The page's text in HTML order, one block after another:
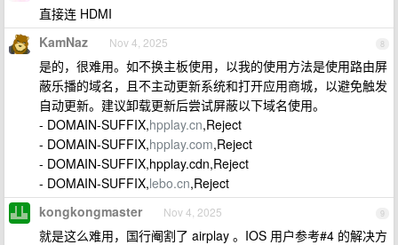
直接连 HDMI
8
KamNaz Nov 4, 2025
是的，很难用。如不换主板使用，以我的使用方法是使用路由屏
蔽乐播的域名，且不主动更新系统和打开应用商城，以避免触发
自动更新。建议卸载更新后尝试屏蔽以下域名使用。
- DOMAIN-SUFFIX,hpplay.cn,Reject
- DOMAIN-SUFFIX,hpplay.com,Reject
- DOMAIN-SUFFIX,hpplay.cdn,Reject
- DOMAIN-SUFFIX,lebo.cn,Reject
9
kongkongmaster Nov 4, 2025
就是这么难用，国行阉割了 airplay 。IOS 用户参考#4 的解决方